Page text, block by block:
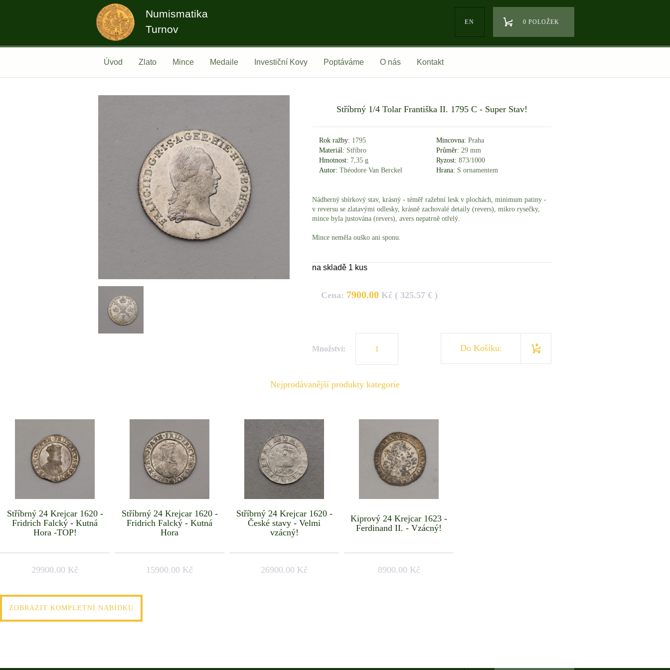
Numismatika
Turnov
EN 0 POLOŽEK
Úvod Zlato Mince Medaile Investiční Kovy Poptáváme O nás Kontakt
Stříbrný 1/4 Tolar Františka II. 1795 C - Super Stav!
Rok ražby: 1795 Mincovna: Praha
Materiál: Stříbro Průměr: 29 mm
Hmotnost: 7,35 g Ryzost: 873/1000
Autor: Théodore Van Berckel Hrana: S ornamentem
Nádherný sbírkový stav, krásný - téměř ražební lesk v plochách, minimum patiny -
v reversu se zlatavými odlesky, krásně zachovalé detaily (revers), mikro rysečky,
mince byla justována (revers), avers nepatrně otřelý.
Mince neměla ouško ani sponu.
na skladě 1 kus
Cena: 7900.00 Kč ( 325.57 € )
Množství: Do Košíku:
Nejprodávanější produkty kategorie
Stříbrný 24 Krejcar 1620 -
Fridrich Falcký - Kutná
Hora -TOP!
29900.00 Kč
Stříbrný 24 Krejcar 1620 -
Fridrich Falcký - Kutná
Hora
15900.00 Kč
Stříbrný 24 Krejcar 1620 -
České stavy - Velmi
vzácný!
26900.00 Kč
Kiprový 24 Krejcar 1623 -
Ferdinand II. - Vzácný!
8900.00 Kč
ZOBRAZIT KOMPLETNÍ NABÍDKU